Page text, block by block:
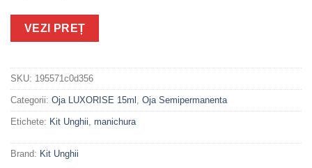
VEZI PREȚ
SKU: 195571c0d356
Categorii: Oja LUXORISE 15ml Oja Semipermanenta
Etichete: Kit Unghii manichura
Brand: Kit Unghii